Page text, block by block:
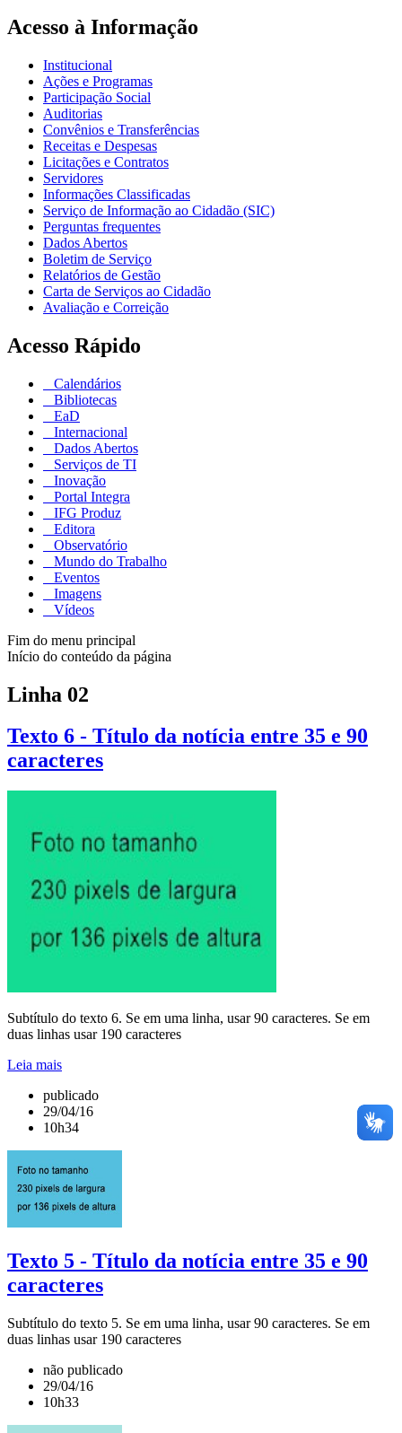
Acesso à Informação
Institucional
Ações e Programas
Participação Social
Auditorias
Convênios e Transferências
Receitas e Despesas
Licitações e Contratos
Servidores
Informações Classificadas
Serviço de Informação ao Cidadão (SIC)
Perguntas frequentes
Dados Abertos
Boletim de Serviço
Relatórios de Gestão
Carta de Serviços ao Cidadão
Avaliação e Correição
Acesso Rápido
Calendários
Bibliotecas
EaD
Internacional
Dados Abertos
Serviços de TI
Inovação
Portal Integra
IFG Produz
Editora
Observatório
Mundo do Trabalho
Eventos
Imagens
Vídeos
Fim do menu principal
Início do conteúdo da página
Linha 02
Texto 6 - Título da notícia entre 35 e 90
caracteres
Subtítulo do texto 6. Se em uma linha, usar 90 caracteres. Se em
duas linhas usar 190 caracteres
Leia mais
publicado
29/04/16
10h34
Texto 5 - Título da notícia entre 35 e 90
caracteres
Subtítulo do texto 5. Se em uma linha, usar 90 caracteres. Se em
duas linhas usar 190 caracteres
não publicado
29/04/16
10h33